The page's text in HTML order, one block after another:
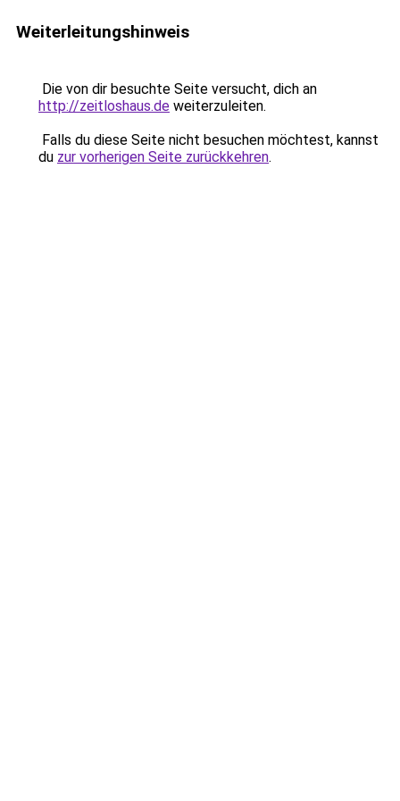
Weiterleitungshinweis
Die von dir besuchte Seite versucht, dich an
http://zeitloshaus.de weiterzuleiten.
Falls du diese Seite nicht besuchen möchtest, kannst
du zur vorherigen Seite zurückkehren.